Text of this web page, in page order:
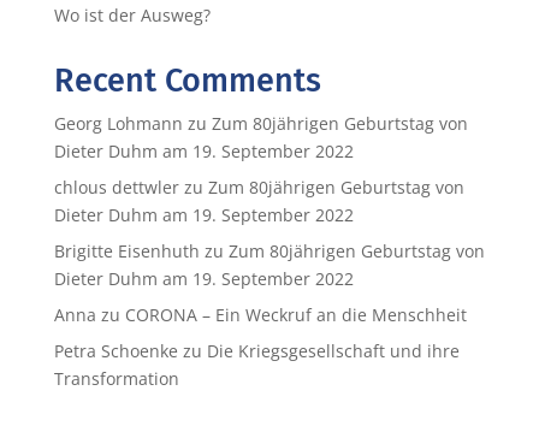
Wo ist der Ausweg?
Recent Comments
Georg Lohmann zu Zum 80jährigen Geburtstag von
Dieter Duhm am 19. September 2022
chlous dettwlerzu Zum 80jährigen Geburtstag von
Dieter Duhm am 19. September 2022
Brigitte Eisenhuth zu Zum 80jährigen Geburtstag von
Dieter Duhm am 19. September 2022
Anna zu CORONA – Ein Weckruf an die Menschheit
Petra Schoenke zu Die Kriegsgesellschaft und ihre
Transformation